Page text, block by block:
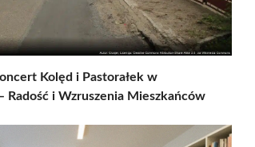
Kolęd i Pastorałek w
Radość i Wzruszenia Mieszkańców